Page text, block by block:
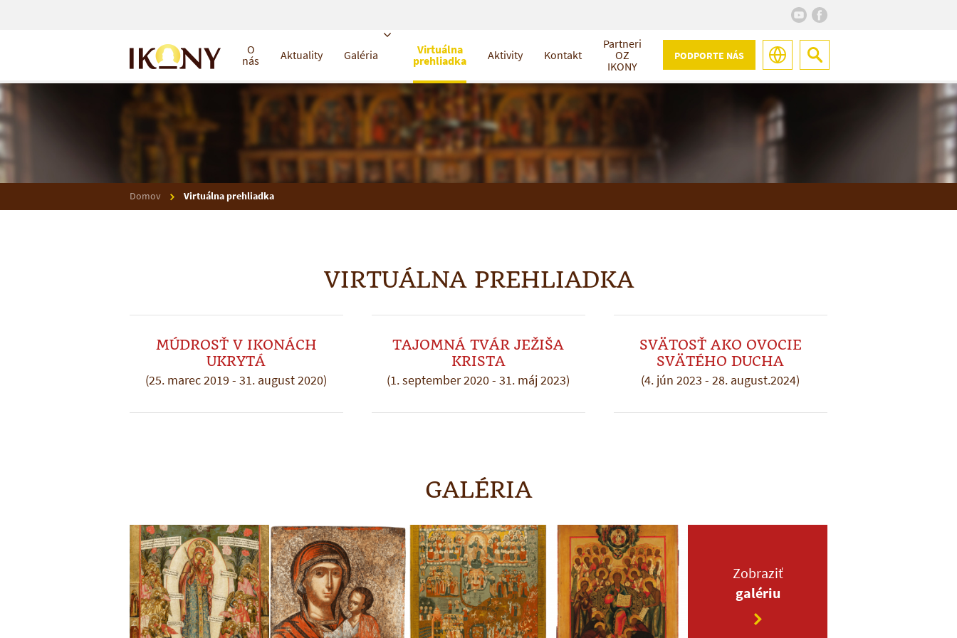
O
nás
Aktuality Galéria
Virtuálna
prehliadka
Aktivity Kontakt
Partneri
OZ
IKONY
PODPORTE NÁS
Domov Virtuálna prehliadka
VIRTUÁLNA PREHLIADKA
MÚDROSŤ V IKONÁCH
UKRYTÁ
(25. marec 2019 - 31. august 2020)
TAJOMNÁ TVÁR JEŽIŠA
KRISTA
(1. september 2020 - 31. máj 2023)
SVÄTOSŤ AKO OVOCIE
SVÄTÉHO DUCHA
(4. jún 2023 - 28. august.2024)
GALÉRIA
Zobraziť
galériu